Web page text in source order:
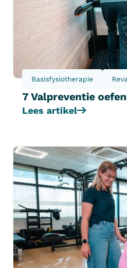
Basisfysiotherapie
7 Valpreventie
Lees artikel